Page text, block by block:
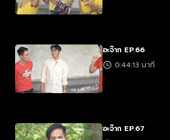
อะจ๊าก EP.66
0:44:13 นาที
อะจ๊าก EP.67